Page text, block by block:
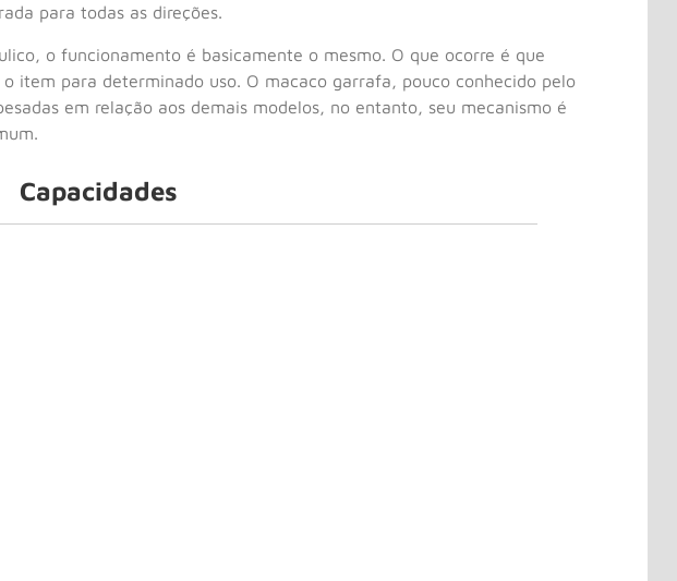
para todas as direções.
o funcionamento é basicamente o mesmo. O que ocorre é que
item para determinado uso. O macaco garrafa, pouco conhecido pelo
em relação aos demais modelos, no entanto, seu mecanismo é
Capacidades